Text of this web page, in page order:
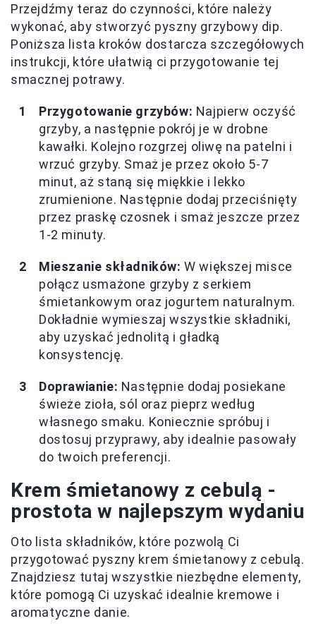
Przejdźmy teraz do czynności, które należy
wykonać, aby stworzyć pyszny grzybowy dip.
Poniższa lista kroków dostarcza szczegółowych
instrukcji, które ułatwią ci przygotowanie tej
smacznej potrawy.
Przygotowanie grzybów: Najpierw oczyść
grzyby, a następnie pokrój je w drobne
kawałki. Kolejno rozgrzej oliwę na patelni i
wrzuć grzyby. Smaż je przez około 5-7
minut, aż staną się miękkie i lekko
zrumienione. Następnie dodaj przeciśnięty
przez praskę czosnek i smaż jeszcze przez
1-2 minuty.
Mieszanie składników: W większej misce
połącz usmażone grzyby z serkiem
śmietankowym oraz jogurtem naturalnym.
Dokładnie wymieszaj wszystkie składniki,
aby uzyskać jednolitą i gładką
konsystencję.
Doprawianie: Następnie dodaj posiekane
świeże zioła, sól oraz pieprz według
własnego smaku. Koniecznie spróbuj i
dostosuj przyprawy, aby idealnie pasowały
do twoich preferencji.
Krem śmietanowy z cebulą -
prostota w najlepszym wydaniu
Oto lista składników, które pozwolą Ci
przygotować pyszny krem śmietanowy z cebulą.
Znajdziesz tutaj wszystkie niezbędne elementy,
które pomogą Ci uzyskać idealnie kremowe i
aromatyczne danie.